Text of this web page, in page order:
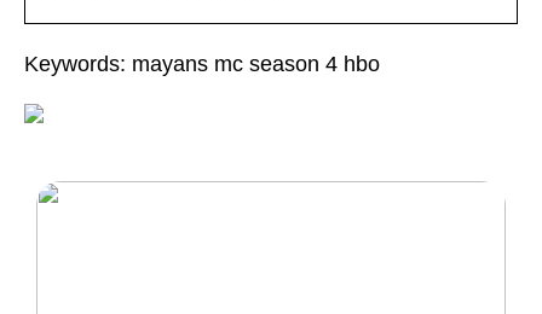
Keywords: mayans mc season 4 hbo